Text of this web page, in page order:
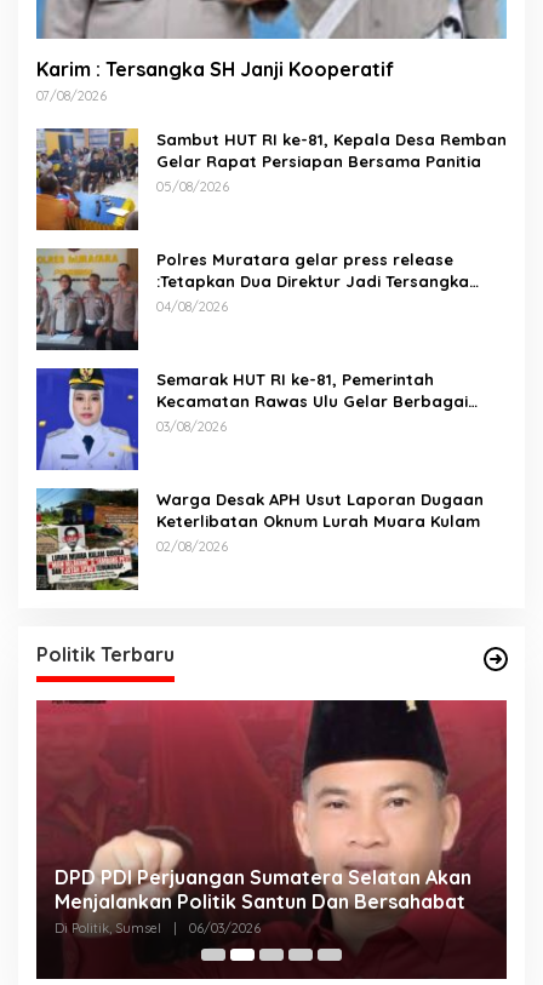
Karim : Tersangka SH Janji Kooperatif
07/08/2026
Sambut HUT RI ke-81, Kepala Desa Remban
Gelar Rapat Persiapan Bersama Panitia
05/08/2026
Polres Muratara gelar press release
:Tetapkan Dua Direktur Jadi Tersangka
Kecelakaan Maut antara Bus ALS dan
04/08/2026
Semarak HUT RI ke-81, Pemerintah
Kecamatan Rawas Ulu Gelar Berbagai
Lomba
03/08/2026
Warga Desak APH Usut Laporan Dugaan
Keterlibatan Oknum Lurah Muara Kulam
02/08/2026
Politik Terbaru
DPD PDI Perjuangan Sumatera Selatan Akan
Menjalankan Politik Santun Dan Bersahabat
Di Politik, Sumsel 06/03/2026